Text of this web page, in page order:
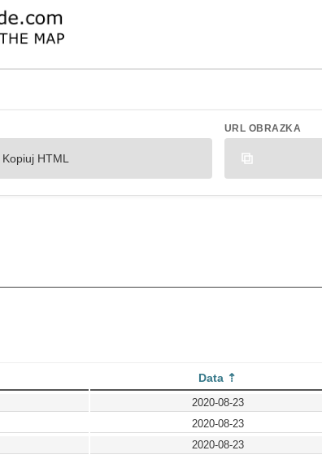
Kopiuj HTML
URL OBRAZKA
Data
2020-08-23
2020-08-23
2020-08-23